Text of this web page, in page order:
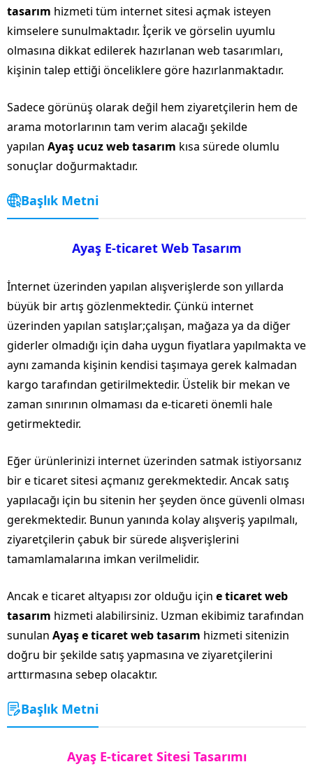
tasarım hizmeti tüm internet sitesi açmak isteyen
kimselere sunulmaktadır. İçerik ve görselin uyumlu
olmasına dikkat edilerek hazırlanan web tasarımları,
kişinin talep ettiği önceliklere göre hazırlanmaktadır.
Sadece görünüş olarak değil hem ziyaretçilerin hem de
arama motorlarının tam verim alacağı şekilde
yapılan Ayaş ucuz web tasarım kısa sürede olumlu
sonuçlar doğurmaktadır.
Başlık Metni
Ayaş E-ticaret Web Tasarım
İnternet üzerinden yapılan alışverişlerde son yıllarda
büyük bir artış gözlenmektedir. Çünkü internet
üzerinden yapılan satışlar;çalışan, mağaza ya da diğer
giderler olmadığı için daha uygun fiyatlara yapılmakta ve
aynı zamanda kişinin kendisi taşımaya gerek kalmadan
kargo tarafından getirilmektedir. Üstelik bir mekan ve
zaman sınırının olmaması da e-ticareti önemli hale
getirmektedir.
Eğer ürünlerinizi internet üzerinden satmak istiyorsanız
bir e ticaret sitesi açmanız gerekmektedir. Ancak satış
yapılacağı için bu sitenin her şeyden önce güvenli olması
gerekmektedir. Bunun yanında kolay alışveriş yapılmalı,
ziyaretçilerin çabuk bir sürede alışverişlerini
tamamlamalarına imkan verilmelidir.
Ancak e ticaret altyapısı zor olduğu için e ticaret web
tasarım hizmeti alabilirsiniz. Uzman ekibimiz tarafından
sunulan Ayaş e ticaret web tasarım hizmeti sitenizin
doğru bir şekilde satış yapmasına ve ziyaretçilerini
arttırmasına sebep olacaktır.
Başlık Metni
Ayaş E-ticaret Sitesi Tasarımı